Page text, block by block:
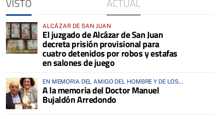
ALCÁZAR DE SAN JUAN
El juzgado de Alcázar de San Juan
decreta prisión provisional para
cuatro detenidos por robos y estafas
en salones de juego
EN MEMORIA DEL AMIGO DEL HOMBRE Y DE LOS
ANIMALES
A la memoria del Doctor Manuel
Bujaldón Arredondo